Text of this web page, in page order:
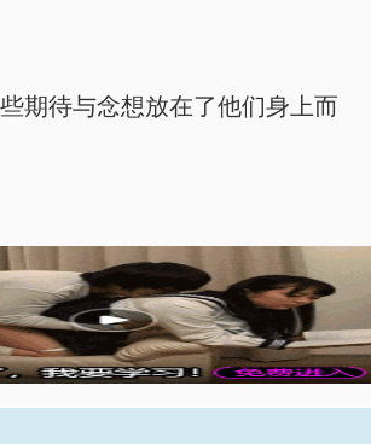
期待与念想放在了他们身上而